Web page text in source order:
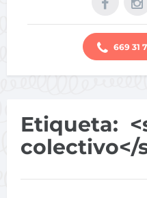
669 31
Etiqueta:
colectivo</